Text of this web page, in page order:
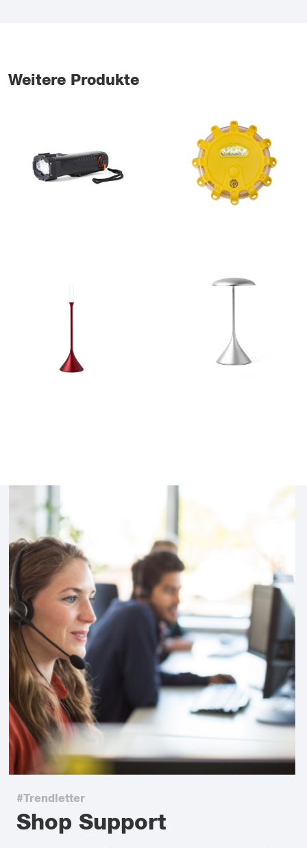
Weitere Produkte
#Trendletter
Shop Support